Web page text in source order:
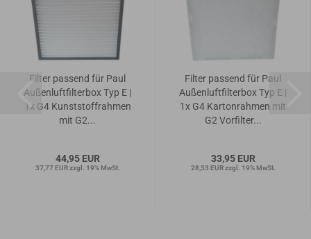
Filter passend für Paul
Außenluftfilterbox Typ E |
1x G4 Kunststoffrahmen
mit G2...
44,95 EUR
37,77 EUR zzgl. 19% MwSt.
Filter passend für Paul
Außenluftfilterbox Typ E |
1x G4 Kartonrahmen mit
G2 Vorfilter...
33,95 EUR
28,53 EUR zzgl. 19% MwSt.